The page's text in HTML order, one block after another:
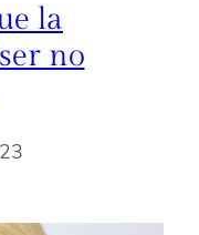
la
no